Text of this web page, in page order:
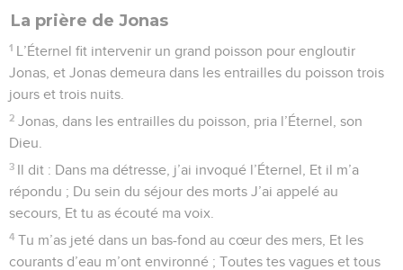
La prière de Jonas
1 L’Éternel fit intervenir un grand poisson pour engloutir
Jonas, et Jonas demeura dans les entrailles du poisson trois
jours et trois nuits.
2 Jonas, dans les entrailles du poisson, pria l’Éternel, son
Dieu.
3 Il dit : Dans ma détresse, j’ai invoqué l’Éternel, Et il m’a
répondu ; Du sein du séjour des morts J’ai appelé au
secours, Et tu as écouté ma voix.
4 Tu m’as jeté dans un bas-fond au cœur des mers, Et les
courants d’eau m’ont environné ; Toutes tes vagues et tous